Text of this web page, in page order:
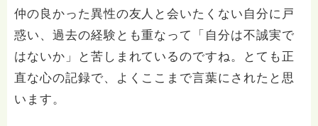
仲の良かった異性の友人と会いたくない自分に戸
惑い、過去の経験とも重なって「自分は不誠実で
はないか」と苦しまれているのですね。とても正
直な心の記録で、よくここまで言葉にされたと思
います。